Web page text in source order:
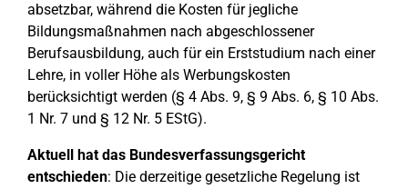
absetzbar, während die Kosten für jegliche
Bildungsmaßnahmen nach abgeschlossener
Berufsausbildung, auch für ein Erststudium nach einer
Lehre, in voller Höhe als Werbungskosten
berücksichtigt werden (§ 4 Abs. 9, § 9 Abs. 6, § 10 Abs.
1 Nr. 7 und § 12 Nr. 5 EStG).
Aktuell hat das Bundesverfassungsgericht
entschieden: Die derzeitige gesetzliche Regelung ist